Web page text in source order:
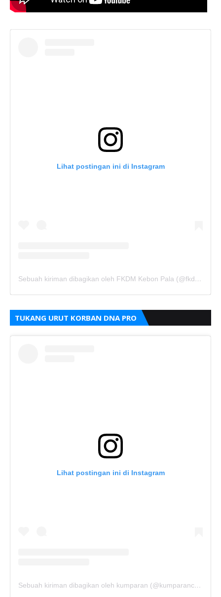
Lihat postingan ini di Instagram
Sebuah kiriman dibagikan oleh FKDM Kebon Pala (@fkdm_kebonpala)
TUKANG URUT KORBAN DNA PRO
Lihat postingan ini di Instagram
Sebuah kiriman dibagikan oleh kumparan (@kumparancom)